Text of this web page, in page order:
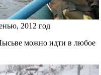
2012 год
можно идти в любое